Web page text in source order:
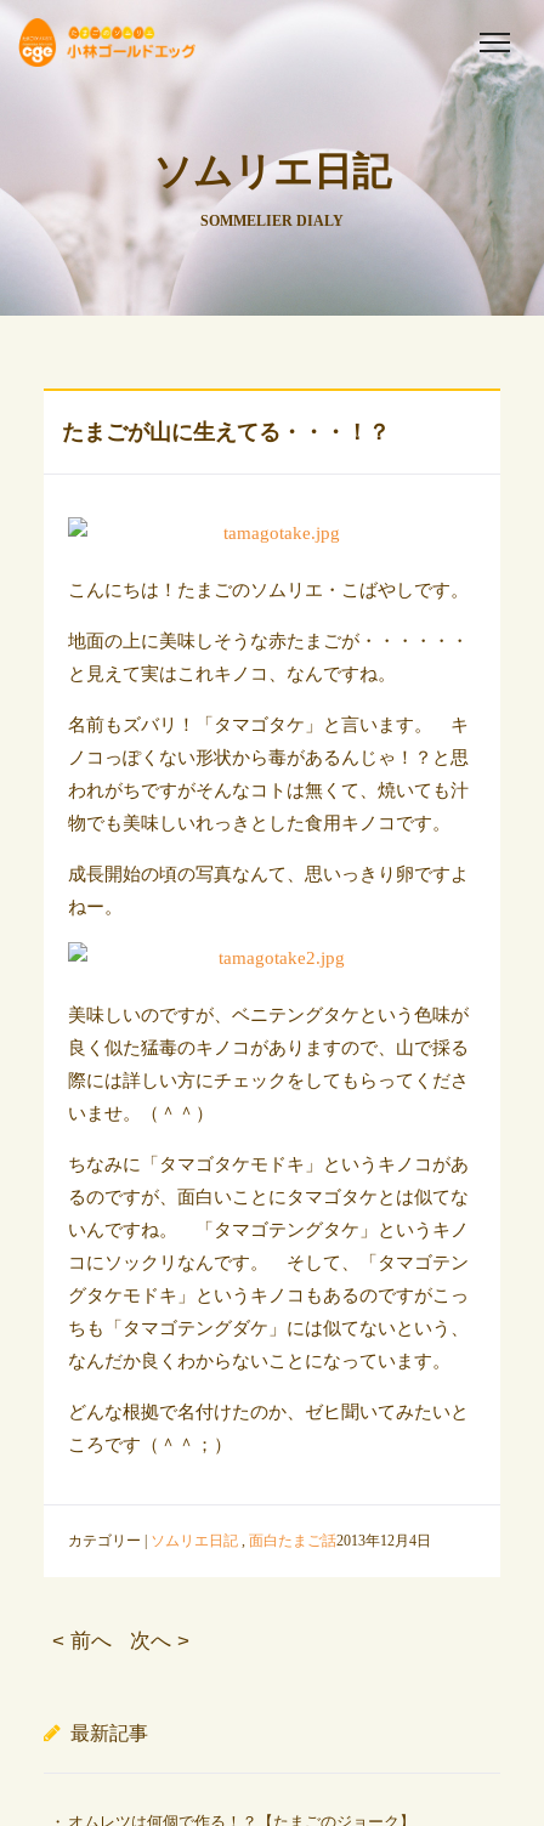
ソムリエ日記
SOMMELIER DIALY
たまごが山に生えてる・・・！？
こんにちは！たまごのソムリエ・こばやしです。
地面の上に美味しそうな赤たまごが・・・・・・
と見えて実はこれキノコ、なんですね。
名前もズバリ！「タマゴタケ」と言います。 キ
ノコっぽくない形状から毒があるんじゃ！？と思
われがちですがそんなコトは無くて、焼いても汁
物でも美味しいれっきとした食用キノコです。
成長開始の頃の写真なんて、思いっきり卵ですよ
ねー。
美味しいのですが、ベニテングタケという色味が
良く似た猛毒のキノコがありますので、山で採る
際には詳しい方にチェックをしてもらってくださ
いませ。（＾＾）
ちなみに「タマゴタケモドキ」というキノコがあ
るのですが、面白いことにタマゴタケとは似てな
いんですね。 「タマゴテングタケ」というキノ
コにソックリなんです。 そして、「タマゴテン
グタケモドキ」というキノコもあるのですがこっ
ちも「タマゴテングダケ」には似てないという、
なんだか良くわからないことになっています。
どんな根拠で名付けたのか、ゼヒ聞いてみたいと
ころです（＾＾；）
カテゴリー | ソムリエ日記, 面白たまご話2013年12月4日
< 前へ 次へ >
最新記事
オムレツは何個で作る！？【たまごのジョーク】